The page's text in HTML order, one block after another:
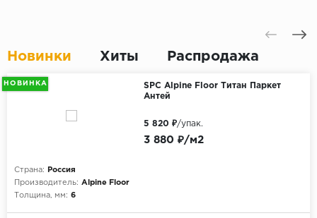
Новинки Хиты Распродажа
НОВИНКА
SPC Alpine Floor Титан Паркет
Антей
Страна:
Россия
Производитель: Alpine Floor
Толщина, мм: 6
3 880 ₽/м2
5 820 ₽/упак.